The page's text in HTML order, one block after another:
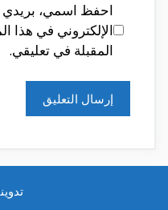
احفظ اسمي، بريدي
الإلكتروني في هذا
المقبلة في تعليقي.